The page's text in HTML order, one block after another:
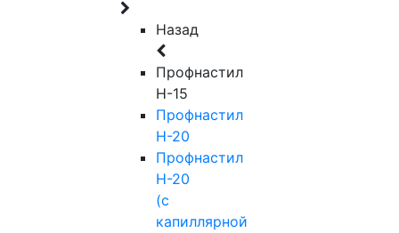
Назад
Профнастил
Н-15
Профнастил
Н-20
Профнастил
Н-20
(с
капиллярной